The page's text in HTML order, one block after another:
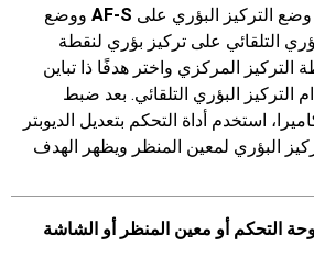
التركيز البؤري على AF-S ووضع
التلقائي على تركيز بؤري لنقطة
التركيز المركزي واختر هدفًا ذا تباين
التركيز البؤري التلقائي. بعد ضبط
استخدم أداة التحكم بتعديل الديوبتر
البؤري لمعين المنظر ويظهر الهدف
التحكم أو معين المنظر أو الشاشة